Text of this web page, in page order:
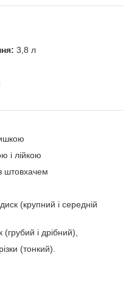
3,8 л
і лійкою
штовхачем
(крупний і середній
і дрібний),
(тонкий).